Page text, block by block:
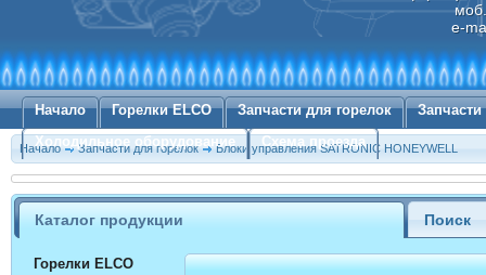
e-
Начало Горелки ELCO Запчасти для горелок
Холодильное оборудование
Схема проезда
Начало Запчасти для горелок Блоки управления SATRONIC HONEYWELL
Каталог продукции Поиск
Горелки ELCO